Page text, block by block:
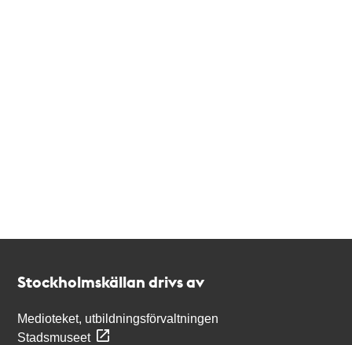
Stockholmskällan drivs av
Medioteket, utbildningsförvaltningen
Stadsmuseet